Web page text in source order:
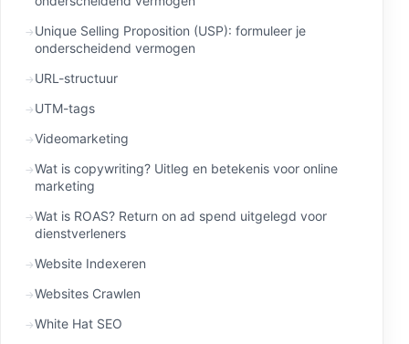
Unique Selling Proposition (USP): formuleer je
onderscheidend vermogen
URL-structuur
UTM-tags
Videomarketing
Wat is copywriting? Uitleg en betekenis voor online
marketing
Wat is ROAS? Return on ad spend uitgelegd voor
dienstverleners
Website Indexeren
Websites Crawlen
White Hat SEO